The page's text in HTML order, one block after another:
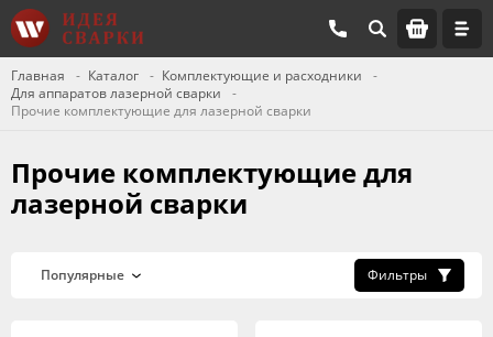
Главная Каталог
Комплектующие и расходники
Для аппаратов лазерной сварки
Прочие комплектующие для лазерной сварки
Прочие комплектующие для
лазерной сварки
Фильтры